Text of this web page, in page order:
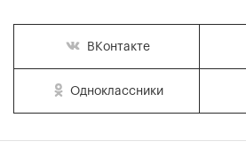
ВКонтакте
Одноклассники